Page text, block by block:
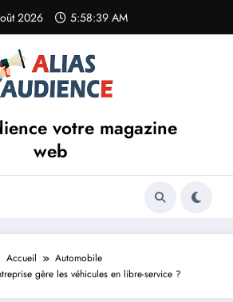
2026 5:58:39 AM
votre magazine
web
Accueil
Automobile
gère les véhicules en libre-service ?